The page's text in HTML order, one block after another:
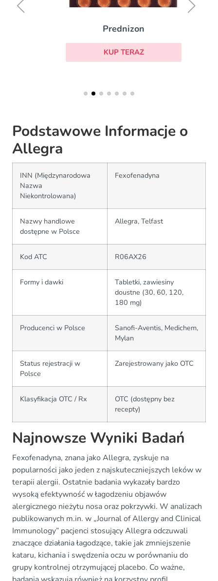
Prednizon
KUP TERAZ
Podstawowe Informacje o
Allegra
INN (Międzynarodowa
Nazwa
Niekontrolowana)
Fexofenadyna
Nazwy handlowe
dostępne w Polsce
Allegra, Telfast
Kod ATC R06AX26
Formy i dawki
Tabletki, zawiesiny
doustne (30, 60, 120,
180 mg)
Producenci w Polsce
Sanofi-Aventis, Medichem,
Mylan
Status rejestracji w
Polsce
Zarejestrowany jako OTC
Klasyfikacja OTC / Rx
OTC (dostępny bez
recepty)
Najnowsze Wyniki Badań
Fexofenadyna, znana jako Allegra, zyskuje na
popularności jako jeden z najskuteczniejszych leków w
terapii alergii. Ostatnie badania wykazały bardzo
wysoką efektywność w łagodzeniu objawów
alergicznego nieżytu nosa oraz pokrzywki. W analizach
publikowanych m.in. w „Journal of Allergy and Clinical
Immunology” pacjenci stosujący Allegra odczuwali
znaczące działania łagodzące, takie jak zmniejszenie
kataru, kichania i swędzenia oczu w porównaniu do
grupy kontrolnej otrzymującej placebo. Co ważne,